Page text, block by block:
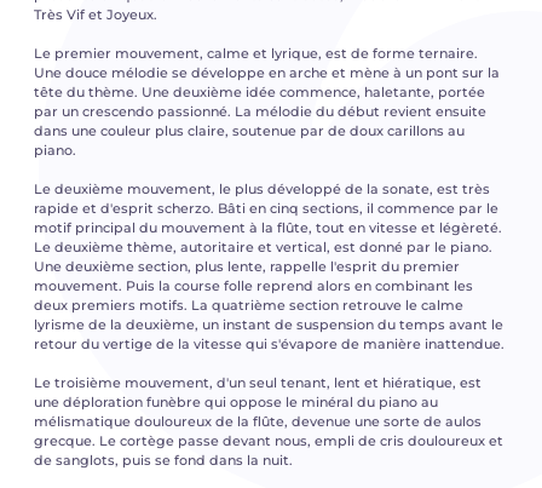
Très Vif et Joyeux.
Le premier mouvement, calme et lyrique, est de forme ternaire.
Une douce mélodie se développe en arche et mène à un pont sur la
tête du thème. Une deuxième idée commence, haletante, portée
par un crescendo passionné. La mélodie du début revient ensuite
dans une couleur plus claire, soutenue par de doux carillons au
piano.
Le deuxième mouvement, le plus développé de la sonate, est très
rapide et d'esprit scherzo. Bâti en cinq sections, il commence par le
motif principal du mouvement à la flûte, tout en vitesse et légèreté.
Le deuxième thème, autoritaire et vertical, est donné par le piano.
Une deuxième section, plus lente, rappelle l'esprit du premier
mouvement. Puis la course folle reprend alors en combinant les
deux premiers motifs. La quatrième section retrouve le calme
lyrisme de la deuxième, un instant de suspension du temps avant le
retour du vertige de la vitesse qui s'évapore de manière inattendue.
Le troisième mouvement, d'un seul tenant, lent et hiératique, est
une déploration funèbre qui oppose le minéral du piano au
mélismatique douloureux de la flûte, devenue une sorte de aulos
grecque. Le cortège passe devant nous, empli de cris douloureux et
de sanglots, puis se fond dans la nuit.